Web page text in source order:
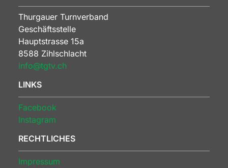
Thurgauer Turnverband
Geschäftsstelle
Hauptstrasse 15a
8588 Zihlschlacht
info@tgtv.ch
LINKS
Facebook
Instagram
RECHTLICHES
Impressum